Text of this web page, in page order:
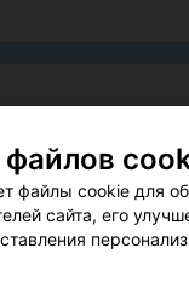
отзыв.
файлы cookie для
сайта, его